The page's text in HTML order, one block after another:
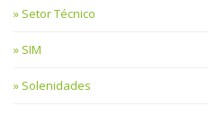
Setor Técnico
SIM
Solenidades